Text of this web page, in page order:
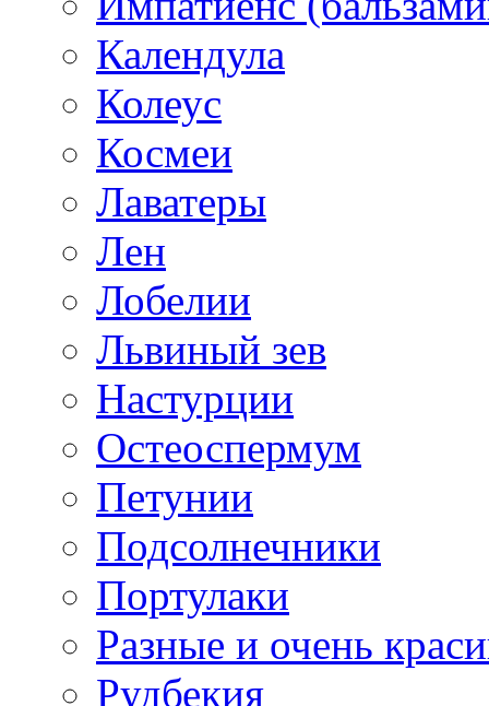
Календула
Колеус
Космеи
Лаватеры
Лен
Лобелии
Львиный зев
Настурции
Остеоспермум
Петунии
Подсолнечники
Портулаки
Разные и очень
Рудбекия